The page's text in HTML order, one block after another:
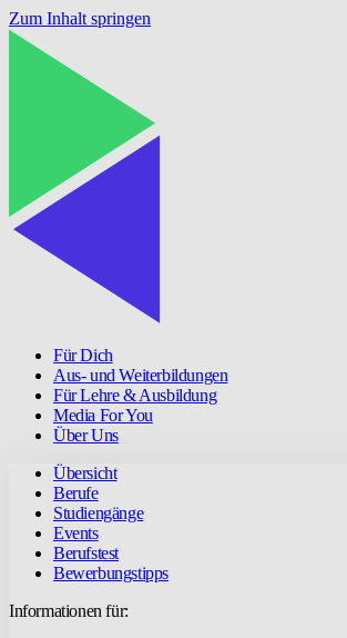
Zum Inhalt springen
Für Dich
Aus- und Weiterbildungen
Für Lehre & Ausbildung
Media For You
Über Uns
Übersicht
Berufe
Studiengänge
Events
Berufstest
Bewerbungstipps
Informationen für: